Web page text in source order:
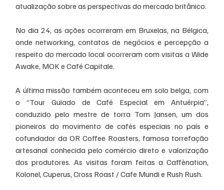
atualização sobre as perspectivas do mercado britânico.
No dia 24, as ações ocorreram em Bruxelas, na Bélgica,
onde networking, contatos de negócios e percepção a
respeito do mercado local ocorreram com visitas a Wide
Awake, MOK e Café Capitale.
A última missão também aconteceu em solo belga, com
o “Tour Guiado de Café Especial em Antuérpia”,
conduzido pelo mestre de torra Tom Jansen, um dos
pioneiros do movimento de cafés especiais no país e
cofundador da OR Coffee Roasters, famosa torrefação
artesanal conhecida pelo comércio direto e valorização
dos produtores. As visitas foram feitas a Caffènation,
Kolonel, Cuperus, Cross Roast / Cafe Mundi e Rush Rush.